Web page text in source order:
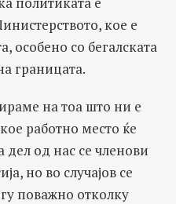
кое е
особено со бегалската
границата.
на тоа што ни е
работно место ќе
дел од нас се членови
но во случајов се
поважно отколку